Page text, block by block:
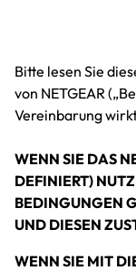
Bitte lesen Sie
von NETGEAR
Vereinbarung
WENN SIE DAS
DEFINIERT)
BEDINGUNGEN
UND DIESEN
WENN SIE MIT